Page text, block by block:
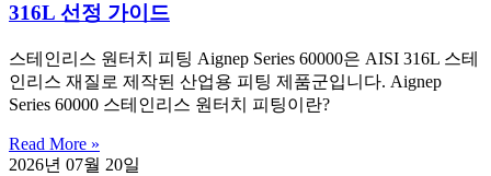
316L 선정 가이드
스테인리스 원터치 피팅 Aignep Series 60000은 AISI 316L 스테
인리스 재질로 제작된 산업용 피팅 제품군입니다. Aignep
Series 60000 스테인리스 원터치 피팅이란?
Read More »
2026년 07월 20일